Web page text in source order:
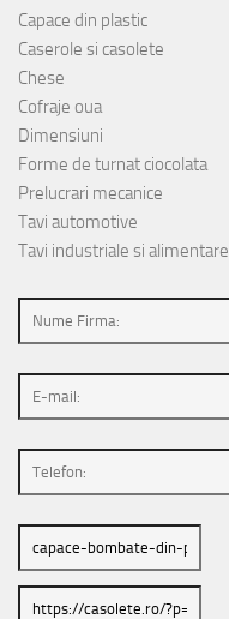
Capace din plastic
Caserole si casolete
Chese
Cofraje oua
Dimensiuni
Forme de turnat ciocolata
Prelucrari mecanice
Tavi automotive
Tavi industriale si alimentare